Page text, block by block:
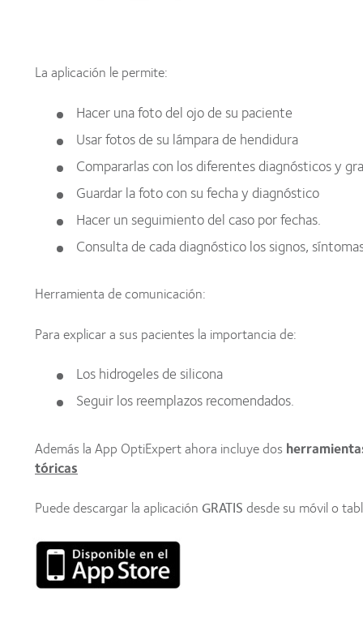
La aplicación le permite:
Hacer una foto del ojo de su paciente
Usar fotos de su lámpara de hendidura
Compararlas con los diferentes diagnósticos y
Guardar la foto con su fecha y diagnóstico
Hacer un seguimiento del caso por fechas.
Consulta de cada diagnóstico los signos,
Herramienta de comunicación:
Para explicar a sus pacientes la importancia de:
Los hidrogeles de silicona
Seguir los reemplazos recomendados.
Además la App OptiExpert ahora incluye dos
tóricas
Puede descargar la aplicación GRATISdesde su móvil o